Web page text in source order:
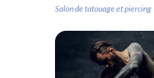
Salon de tatouage et piercing